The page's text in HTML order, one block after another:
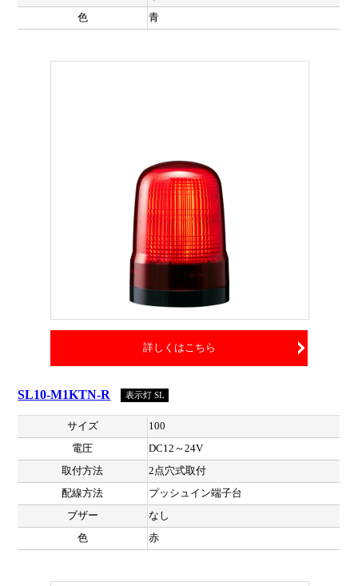
色
青
詳しくはこちら
SL10-M1KTN-R 表示灯 SL
サイズ
100
電圧
DC12～24V
取付方法
2点穴式取付
配線方法
プッシュイン端子台
ブザー
なし
色
赤